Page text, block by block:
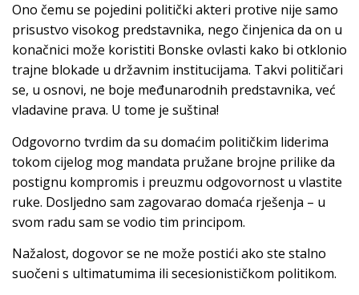
Ono čemu se pojedini politički akteri protive nije samo
prisustvo visokog predstavnika, nego činjenica da on u
konačnici može koristiti Bonske ovlasti kako bi otklonio
trajne blokade u državnim institucijama. Takvi političari
se, u osnovi, ne boje međunarodnih predstavnika, već
vladavine prava. U tome je suština!
Odgovorno tvrdim da su domaćim političkim liderima
tokom cijelog mog mandata pružane brojne prilike da
postignu kompromis i preuzmu odgovornost u vlastite
ruke. Dosljedno sam zagovarao domaća rješenja – u
svom radu sam se vodio tim principom.
Nažalost, dogovor se ne može postići ako ste stalno
suočeni s ultimatumima ili secesionističkom politikom.